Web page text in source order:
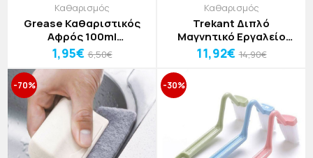
Καθαρισμός
Grease Καθαριστικός
Αφρός 100ml
18x3,5x3,5cm
1,95€ 6,50€
Καθαρισμός
Trekant Διπλό
Μαγνητικό Εργαλείο
Καθαρισμού Τζαμιών 3-
8mm 13,5x16x5cm
11,92€ 14,90€
-70% -30%